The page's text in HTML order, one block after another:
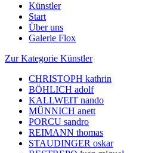
Künstler
Start
Über uns
Galerie Flox
Zur Kategorie Künstler
CHRISTOPH kathrin
BÖHLICH adolf
KALLWEIT nando
MÜNNICH anett
PORCU sandro
REIMANN thomas
STAUDINGER oskar